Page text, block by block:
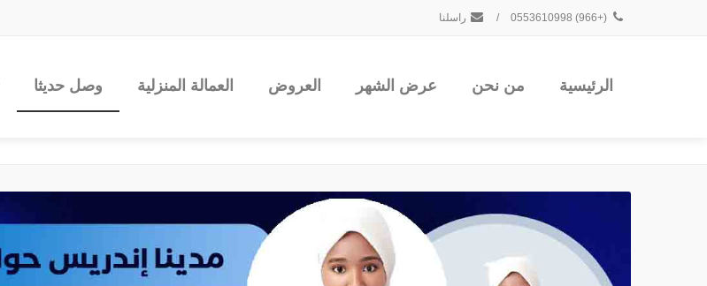
(+966) 0553610998
/ راسلنا
الرئيسية من نحن عرض الشهر العروض العمالة المنزلية وصل حديثا